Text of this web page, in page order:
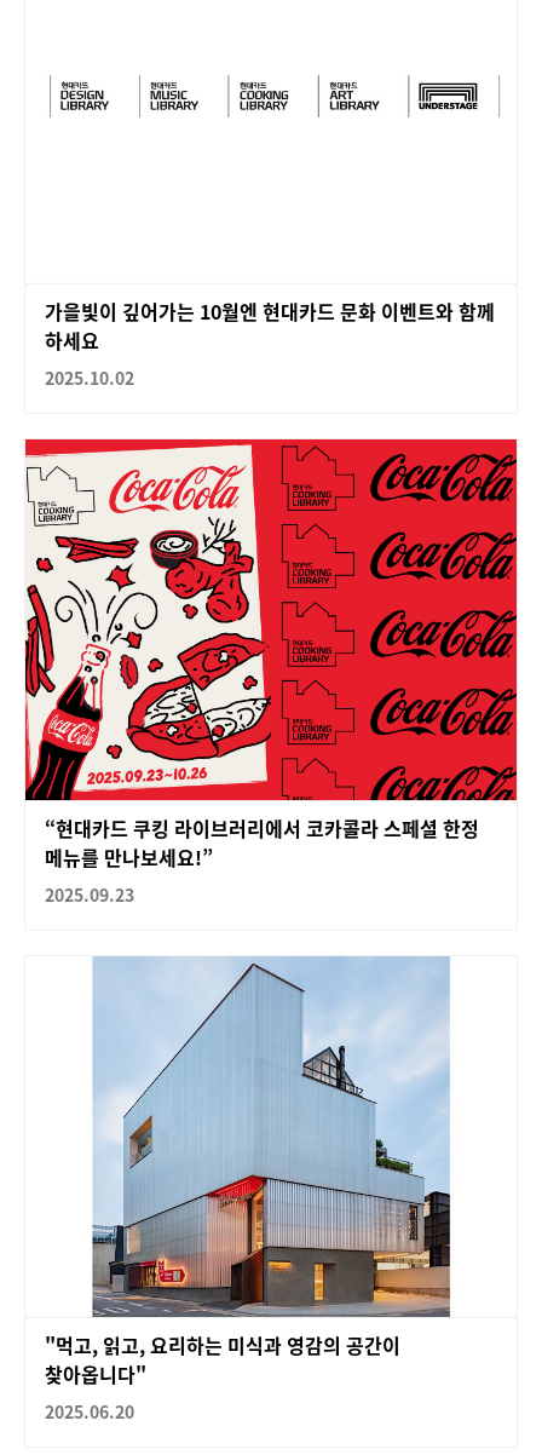
가을빛이 깊어가는 10월엔 현대카드 문화 이벤트와 함께
하세요
2025.10.02
“현대카드 쿠킹 라이브러리에서 코카콜라 스페셜 한정
메뉴를 만나보세요!”
2025.09.23
"먹고, 읽고, 요리하는 미식과 영감의 공간이
찾아옵니다"
2025.06.20